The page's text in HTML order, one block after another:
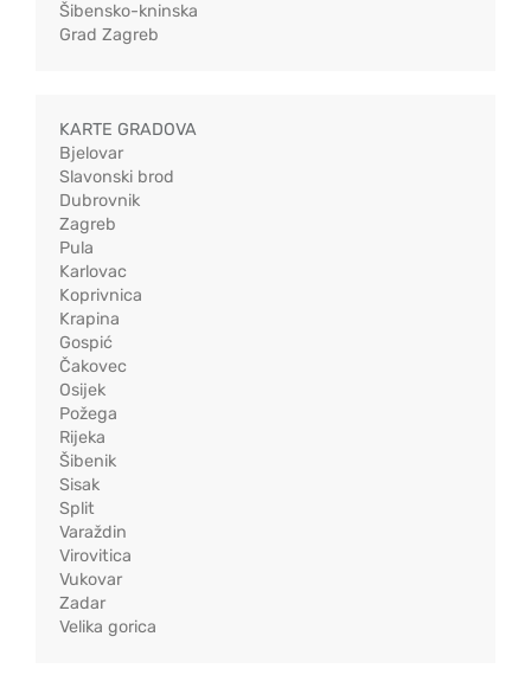
Šibensko-kninska
Grad Zagreb
KARTE GRADOVA
Bjelovar
Slavonski brod
Dubrovnik
Zagreb
Pula
Karlovac
Koprivnica
Krapina
Gospić
Čakovec
Osijek
Požega
Rijeka
Šibenik
Sisak
Split
Varaždin
Virovitica
Vukovar
Zadar
Velika gorica